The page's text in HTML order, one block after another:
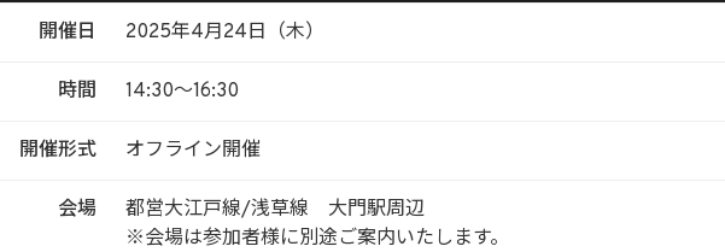
開催日 2025年4月24日（木）
時間 14:30〜16:30
開催形式 オフライン開催
会場
都営大江戸線/浅草線 大門駅周辺
※会場は参加者様に別途ご案内いたします。